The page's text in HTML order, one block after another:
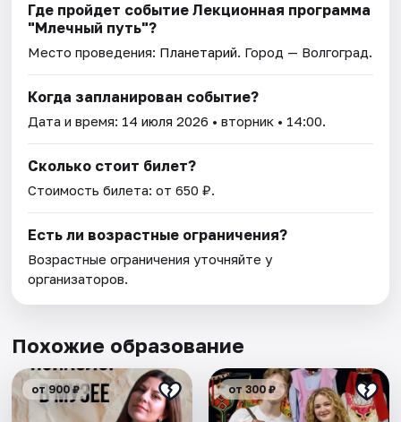
Где пройдет событие Лекционная программа
"Млечный путь"?
Место проведения: Планетарий. Город — Волгоград.
Когда запланирован событие?
Дата и время: 14 июля 2026 • вторник • 14:00.
Сколько стоит билет?
Стоимость билета: от 650 ₽.
Есть ли возрастные ограничения?
Возрастные ограничения уточняйте у
организаторов.
Похожие образование
от 900 ₽ от 300 ₽